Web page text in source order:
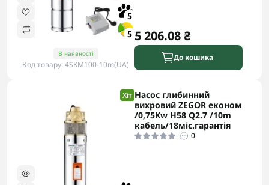
5
5
В наявності
Код товару: 4SKM100-10m(UA)
5 206.08 ₴
До кошика
Хіт Насос глибинний
вихровий ZEGOR економ
/0,75Kw H58 Q2.7 /10m
кабель/18міс.гарантія
0